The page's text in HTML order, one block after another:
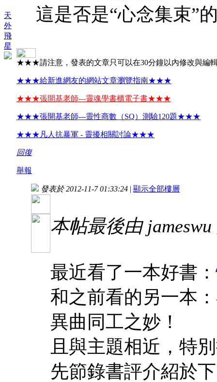
天
外
飛
星
這是否是“心念集束”
★★★請注意，發表的文章只可以在30分鐘以內修改與
★★★給新進網友的網站文章瀏覽指南★★★
★★★張開基老師---靈魂學書櫃電子書★★★
★★★張開基老師---靈性商數（SQ）測驗120題★★★
★★★凡人抗暴軍 - 靈擾相關討論★★★
回復
舉報
發表於 2012-11-7 01:33:24 | 顯示全部樓層
本帖最後由
最近看了一本好書：
和之前看的另一本：
異曲同工之妙！
且與主題相近，特
先節錄書評介紹於